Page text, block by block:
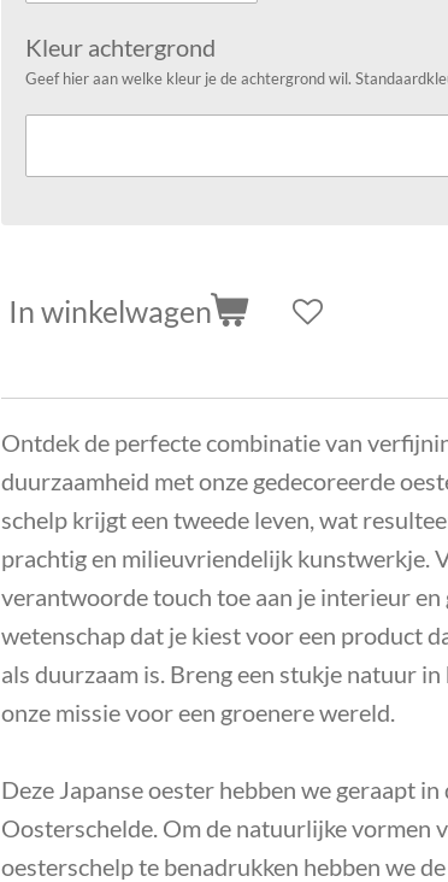
Kleur achtergrond
Geef hier aan welke kleur je de achtergrond wil.
In winkelwagen
Ontdek de perfecte combinatie van
duurzaamheid met onze gedecoreerde
schelp krijgt een tweede leven, wat
prachtig en milieuvriendelijk kunstwerkje.
verantwoorde touch toe aan je interieur en
wetenschap dat je kiest voor een product
als duurzaam is. Breng een stukje natuur in
onze missie voor een groenere wereld.
Deze Japanse oester hebben we geraapt in
Oosterschelde. Om de natuurlijke vormen
oesterschelp te benadrukken hebben we